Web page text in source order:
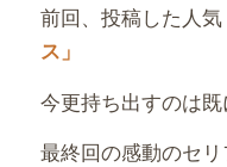
前回、投稿した人
ス」
今更持ち出すのは既
最終回の感動のセリ